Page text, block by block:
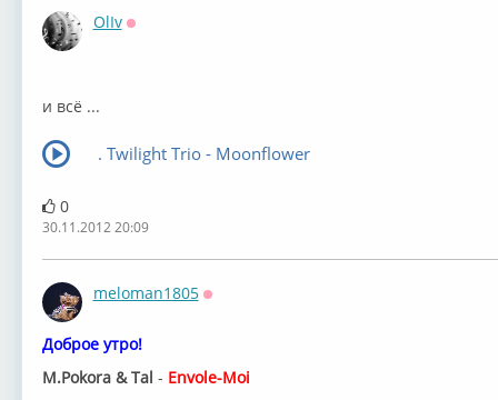
OlIv
и всё ...
. Twilight Trio - Moonflower
0
30.11.2012 20:09
meloman1805
Доброе утро!
M.Pokora & Tal - Envole-Moi